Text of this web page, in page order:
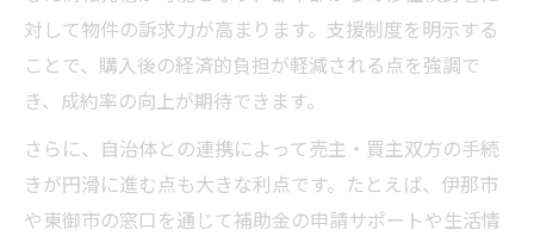
対して物件の訴求力が高まります。支援制度を明示する
ことで、購入後の経済的負担が軽減される点を強調で
き、成約率の向上が期待できます。
さらに、自治体との連携によって売主・買主双方の手続
きが円滑に進む点も大きな利点です。たとえば、伊那市
や東御市の窓口を通じて補助金の申請サポートや生活情